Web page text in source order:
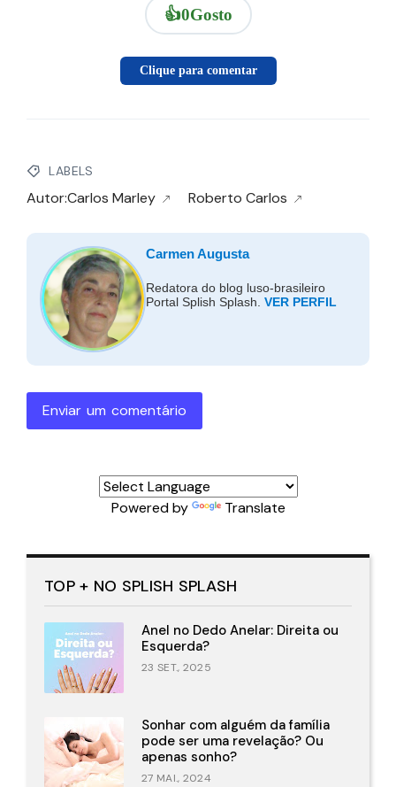
👍0Gosto
Clique para comentar
LABELS
Autor:Carlos Marley Roberto Carlos
Carmen Augusta
Redatora do blog luso-brasileiro
Portal Splish Splash. VER PERFIL
Enviar um comentário
Powered by Translate
TOP + NO SPLISH SPLASH
Anel no Dedo Anelar: Direita ou
Esquerda?
23 SET., 2025
Sonhar com alguém da família
pode ser uma revelação? Ou
apenas sonho?
27 MAI., 2024